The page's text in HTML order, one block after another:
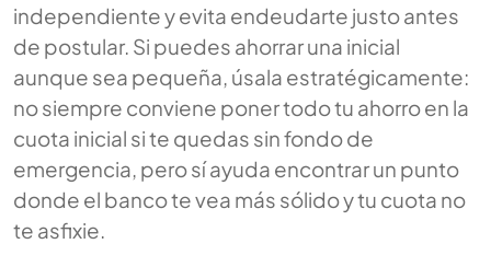
independiente y evita endeudarte justo antes
de postular. Si puedes ahorrar una inicial
aunque sea pequeña, úsala estratégicamente:
no siempre conviene poner todo tu ahorro en la
cuota inicial si te quedas sin fondo de
emergencia, pero sí ayuda encontrar un punto
donde el banco te vea más sólido y tu cuota no
te asfixie.